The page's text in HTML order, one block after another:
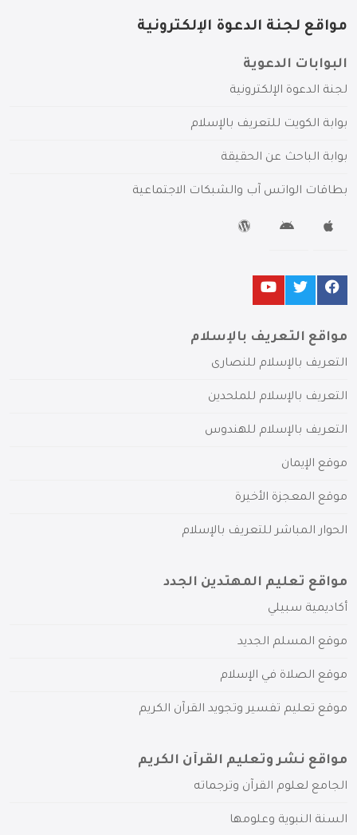
مواقع لجنة الدعوة الإلكترونية
البوابات الدعوية
لجنة الدعوة الإلكترونية
بوابة الكويت للتعريف بالإسلام
بوابة الباحث عن الحقيقة
بطاقات الواتس آب والشبكات الاجتماعية
مواقع التعريف بالإسلام
التعريف بالإسلام للنصارى
التعريف بالإسلام للملحدين
التعريف بالإسلام للهندوس
موقع الإيمان
موقع المعجزة الأخيرة
الحوار المباشر للتعريف بالإسلام
مواقع تعليم المهتدين الجدد
أكاديمية سبيلي
موقع المسلم الجديد
موقع الصلاة في الإسلام
موقع تعليم تفسير وتجويد القرآن الكريم
مواقع نشر وتعليم القرآن الكريم
الجامع لعلوم القرآن وترجماته
السنة النبوية وعلومها